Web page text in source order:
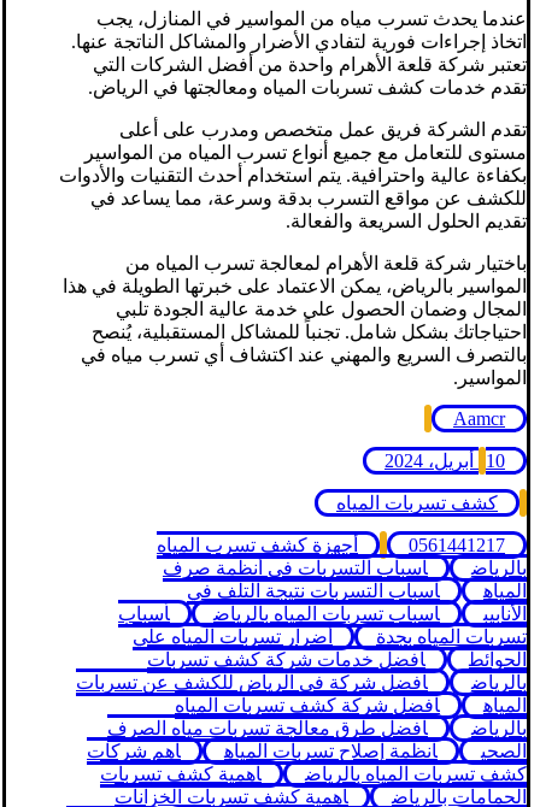
عندما يحدث تسرب مياه من المواسير في المنازل، يجب
اتخاذ إجراءات فورية لتفادي الأضرار والمشاكل الناتجة عنها.
تعتبر شركة قلعة الأهرام واحدة من أفضل الشركات التي
تقدم خدمات كشف تسربات المياه ومعالجتها في الرياض.
تقدم الشركة فريق عمل متخصص ومدرب على أعلى
مستوى للتعامل مع جميع أنواع تسرب المياه من المواسير
بكفاءة عالية واحترافية. يتم استخدام أحدث التقنيات والأدوات
للكشف عن مواقع التسرب بدقة وسرعة، مما يساعد في
تقديم الحلول السريعة والفعالة.
باختيار شركة قلعة الأهرام لمعالجة تسرب المياه من
المواسير بالرياض، يمكن الاعتماد على خبرتها الطويلة في هذا
المجال وضمان الحصول على خدمة عالية الجودة تلبي
احتياجاتك بشكل شامل. تجنباً للمشاكل المستقبلية، يُنصح
بالتصرف السريع والمهني عند اكتشاف أي تسرب مياه في
المواسير.
Aamcr
10 أبريل، 2024
كشف تسربات المياه
0561441217
أجهزة كشف تسرب المياه
بالرياض
أسباب التسربات في أنظمة صرف
المياه
أسباب التسربات نتيجة التلف في
الأنابيب
أسباب تسربات المياه بالرياض
أسباب
تسربات المياه بجدة
أضرار تسربات المياه علي
الحوائط
أفضل خدمات شركة كشف تسربات
بالرياض
أفضل شركة في الرياض للكشف عن تسربات
المياه
أفضل شركة كشف تسربات المياه
بالرياض
أفضل طرق معالجة تسربات مياه الصرف
الصحي
أنظمة إصلاح تسربات المياه
أهم شركات
كشف تسربات المياه بالرياض
أهمية كشف تسربات
الحمامات بالرياض
أهمية كشف تسربات الخزانات